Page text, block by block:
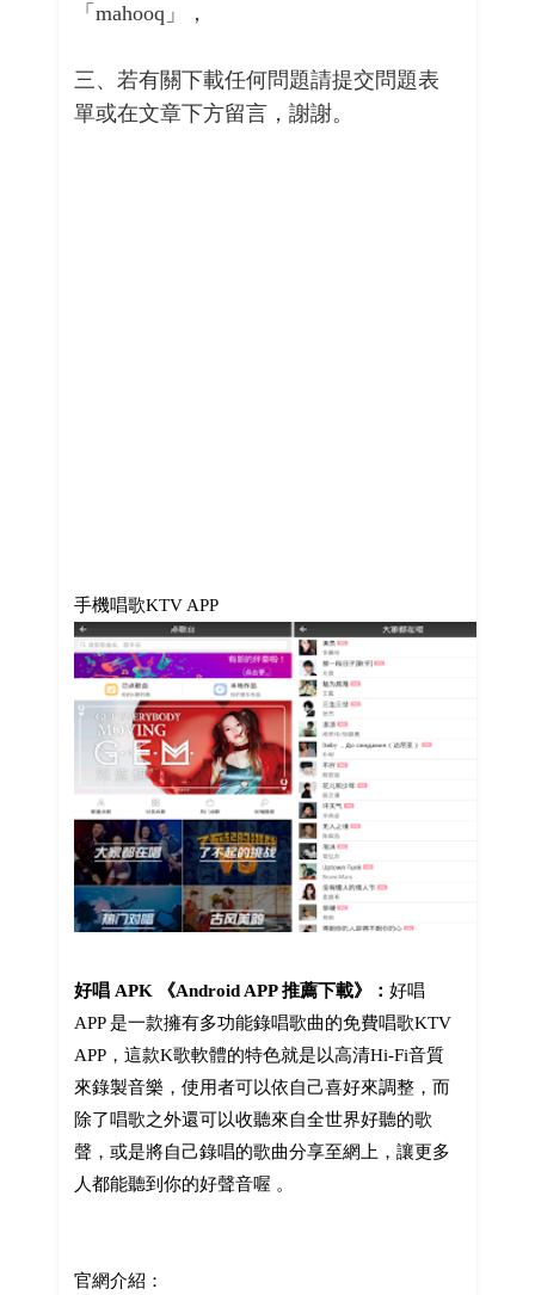
「mahooq」，
三、若有關下載任何問題請提交問題表
單或在文章下方留言，謝謝。
手機唱歌KTV APP
好唱 APK 《Android APP 推薦下載》： 好唱
APP 是一款擁有多功能錄唱歌曲的免費唱歌KTV
APP，這款K歌軟體的特色就是以高清Hi-Fi音質
來錄製音樂，使用者可以依自己喜好來調整，而
除了唱歌之外還可以收聽來自全世界好聽的歌
聲，或是將自己錄唱的歌曲分享至網上，讓更多
人都能聽到你的好聲音喔 。
官網介紹：